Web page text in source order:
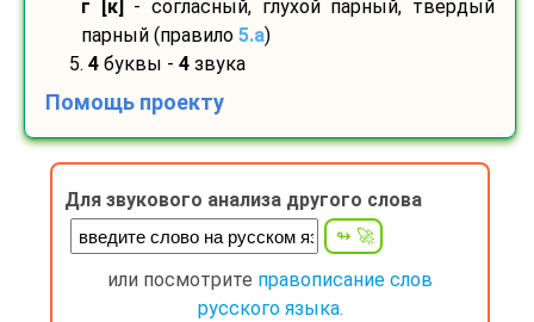
г [к]
- согласный, глухой парный, твердый
парный (правило 5.a)
5. 4 буквы - 4 звука
Помощь проекту
Для звукового анализа другого слова
или посмотрите правописание слов
русского языка.